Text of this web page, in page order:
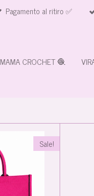
Pagamento al ritiro ✅
MAMA CROCHET 🧶
Sale!